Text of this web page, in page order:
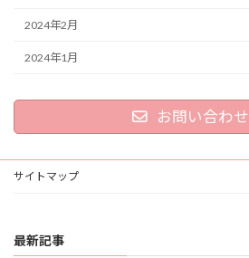
2024年2月
2024年1月
お問い合わせ
サイトマップ
最新記事